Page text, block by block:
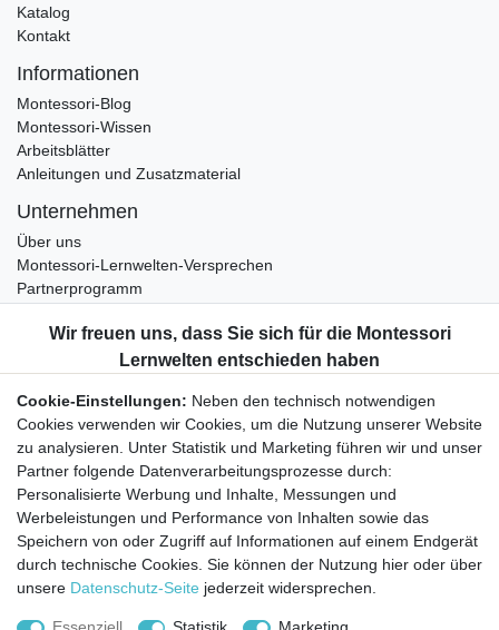
Katalog
Kontakt
Informationen
Montessori-Blog
Montessori-Wissen
Arbeitsblätter
Anleitungen und Zusatzmaterial
Unternehmen
Über uns
Montessori-Lernwelten-Versprechen
Partnerprogramm
Bestellung widerrufen
Datenschutzerklärung
AGB
Impressum
Aktuelles rund um Montessori-Materialien und
Montessori-Pädagogik.
Kostenfreie wöchentliche Infos
Hiermit bestätige ich, dass ich dieDaten­schutz­erklärunggelesen habe. Sie
Cookie-Einstellungen: Neben den technisch notwendigen
Cookies verwenden wir Cookies, um die Nutzung unserer Website
zu analysieren. Unter Statistik und Marketing führen wir und unser
Partner folgende Datenverarbeitungsprozesse durch:
Personalisierte Werbung und Inhalte, Messungen und
Werbeleistungen und Performance von Inhalten sowie das
Speichern von oder Zugriff auf Informationen auf einem Endgerät
durch technische Cookies. Sie können der Nutzung hier oder über
unsere Datenschutz-Seite jederzeit widersprechen.